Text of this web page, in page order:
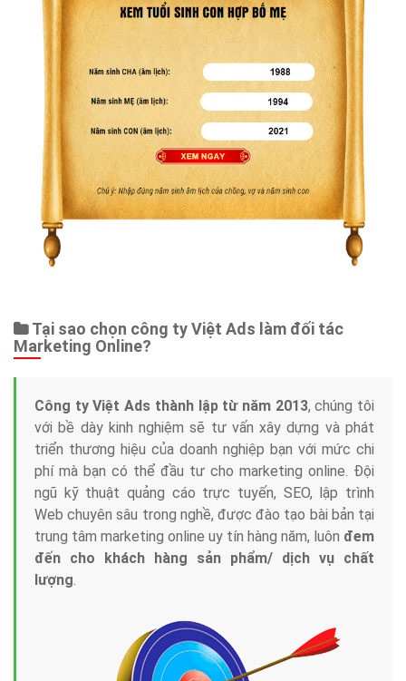
Tại sao chọn công ty Việt Ads làm đối tác
Marketing Online?
Công ty Việt Ads thành lập từ năm 2013, chúng tôi
với bề dày kinh nghiệm sẽ tư vấn xây dựng và phát
triển thương hiệu của doanh nghiệp bạn với mức chi
phí mà bạn có thể đầu tư cho marketing online. Đội
ngũ kỹ thuật quảng cáo trực tuyến, SEO, lập trình
Web chuyên sâu trong nghề, được đào tạo bài bản tại
trung tâm marketing online uy tín hàng năm, luôn đem
đến cho khách hàng sản phẩm/ dịch vụ chất
lượng.